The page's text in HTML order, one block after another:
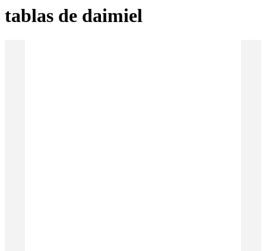
tablas de daimiel